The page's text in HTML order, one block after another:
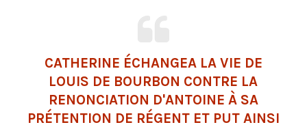
CATHERINE ÉCHANGEA LA VIE DE
LOUIS DE BOURBON CONTRE LA
RENONCIATION D'ANTOINE À SA
PRÉTENTION DE RÉGENT ET PUT AINSI